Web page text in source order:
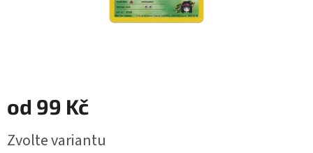
od 99 Kč
cena:
Zvolte variantu